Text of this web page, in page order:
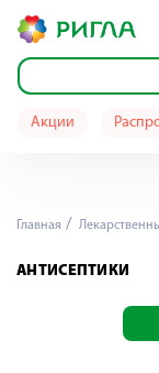
Акции
Главная
АНТИСЕПТИКИ